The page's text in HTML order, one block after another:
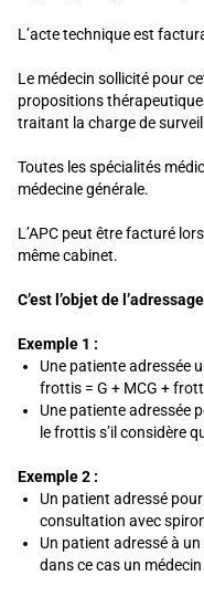
L’acte technique est
Le médecin sollicité pour
propositions
traitant la charge de
Toutes les spécialités
médecine générale.
L’APC peut être facturé
même cabinet.
C’est l’objet de
Exemple 1 :
Une patiente adressée
frottis = G + MCG +
Une patiente adressée
le frottis s’il considère
Exemple 2 :
Un patient adressé
consultation avec
Un patient adressé à
dans ce cas un